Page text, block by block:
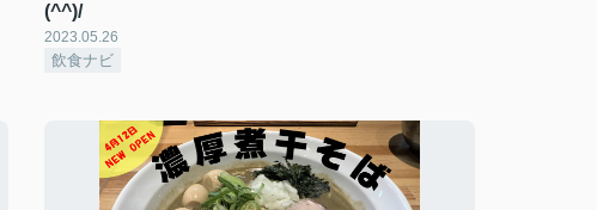
(^^)/
2023.05.26
飲食ナビ